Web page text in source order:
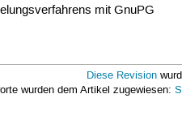
mit GnuPG
Diese Revision
wurden dem Artikel zugewiesen: